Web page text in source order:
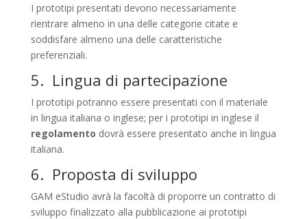
I prototipi presentati devono necessariamente
rientrare almeno in una delle categorie citate e
soddisfare almeno una delle caratteristiche
preferenziali.
5. Lingua di partecipazione
I prototipi potranno essere presentati con il materiale
in lingua italiana o inglese; per i prototipi in inglese il
regolamento dovrà essere presentato anche in lingua
italiana.
6. Proposta di sviluppo
GAM eStudio avrà la facoltà di proporre un contratto di
sviluppo finalizzato alla pubblicazione ai prototipi